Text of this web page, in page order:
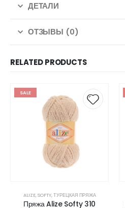
ДЕТАЛИ
ОТЗЫВЫ (0)
RELATED PRODUCTS
SALE
ALIZE,SOFTY,ТУРЕЦКАЯ ПРЯЖА
Пряжа Alize Softy 310